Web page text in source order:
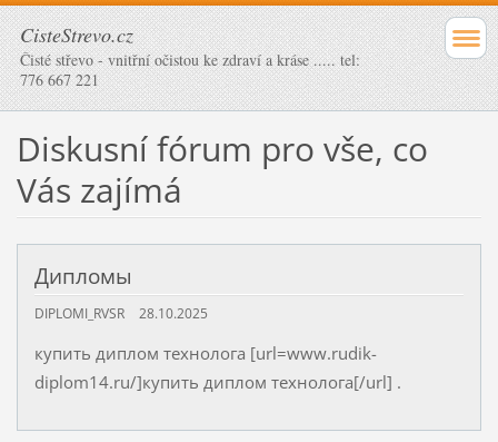
CisteStrevo.cz
Čisté střevo - vnitřní očistou ke zdraví a kráse ..... tel:
776 667 221
Diskusní fórum pro vše, co
Vás zajímá
Дипломы
DIPLOMI_RVSR 28.10.2025
купить диплом технолога [url=www.rudik-
diplom14.ru/]купить диплом технолога[/url] .